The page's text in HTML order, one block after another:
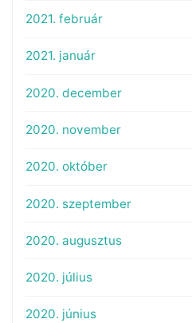
2021. február
2021. január
2020. december
2020. november
2020. október
2020. szeptember
2020. augusztus
2020. július
2020. június